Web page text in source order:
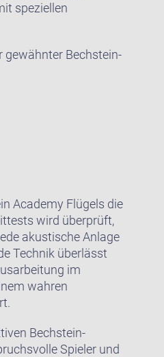
speziellen
gewähnter Bechstein-
Academy Flügels die
wird überprüft,
akustische Anlage
Technik überlässt
im
wahren
Bechstein-
Spieler und